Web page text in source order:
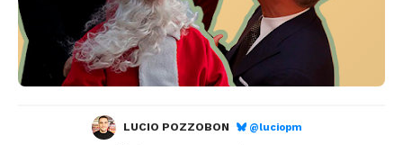
LUCIO POZZOBON @luciopm